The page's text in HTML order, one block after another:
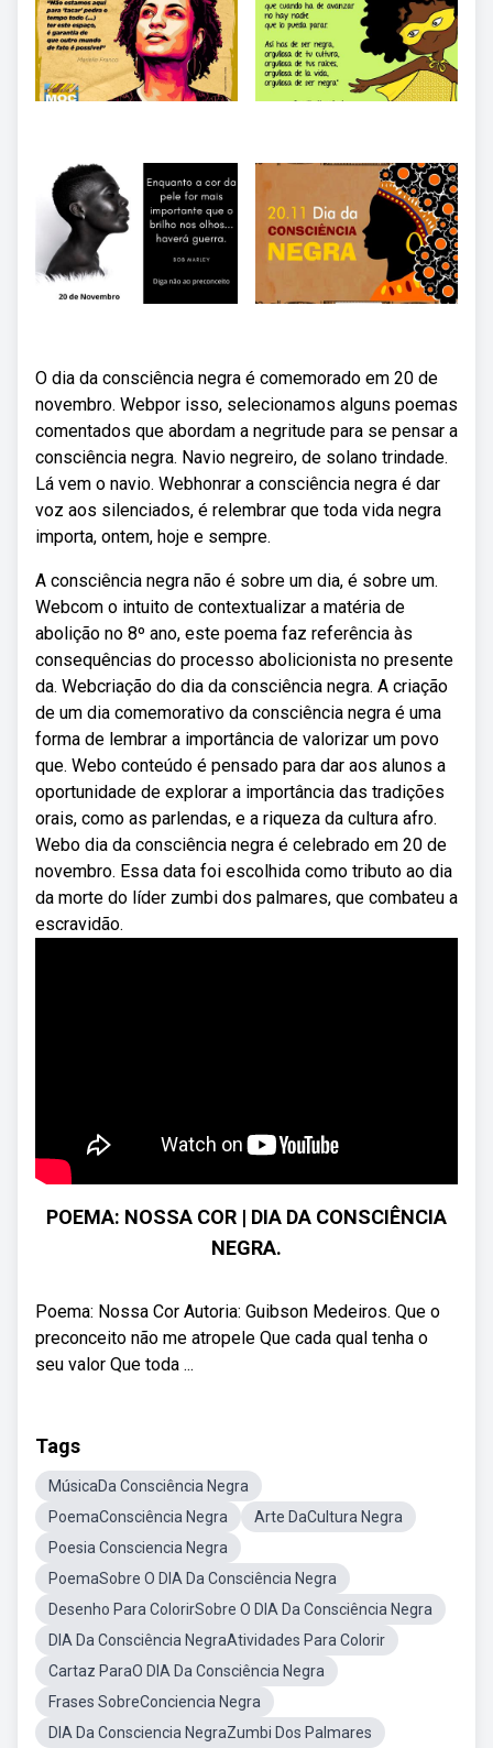
O dia da consciência negra é comemorado em 20 de
novembro. Webpor isso, selecionamos alguns poemas
comentados que abordam a negritude para se pensar a
consciência negra. Navio negreiro, de solano trindade.
Lá vem o navio. Webhonrar a consciência negra é dar
voz aos silenciados, é relembrar que toda vida negra
importa, ontem, hoje e sempre.
A consciência negra não é sobre um dia, é sobre um.
Webcom o intuito de contextualizar a matéria de
abolição no 8º ano, este poema faz referência às
consequências do processo abolicionista no presente
da. Webcriação do dia da consciência negra. A criação
de um dia comemorativo da consciência negra é uma
forma de lembrar a importância de valorizar um povo
que. Webo conteúdo é pensado para dar aos alunos a
oportunidade de explorar a importância das tradições
orais, como as parlendas, e a riqueza da cultura afro.
Webo dia da consciência negra é celebrado em 20 de
novembro. Essa data foi escolhida como tributo ao dia
da morte do líder zumbi dos palmares, que combateu a
escravidão.
POEMA: NOSSA COR | DIA DA CONSCIÊNCIA
NEGRA.
Poema: Nossa Cor Autoria: Guibson Medeiros. Que o
preconceito não me atropele Que cada qual tenha o
seu valor Que toda ...
Tags
MúsicaDa Consciência Negra
PoemaConsciência Negra
Arte DaCultura Negra
Poesia Consciencia Negra
PoemaSobre O DIA Da Consciência Negra
Desenho Para ColorirSobre O DIA Da Consciência Negra
DIA Da Consciência NegraAtividades Para Colorir
Cartaz ParaO DIA Da Consciência Negra
Frases SobreConciencia Negra
DIA Da Consciencia NegraZumbi Dos Palmares